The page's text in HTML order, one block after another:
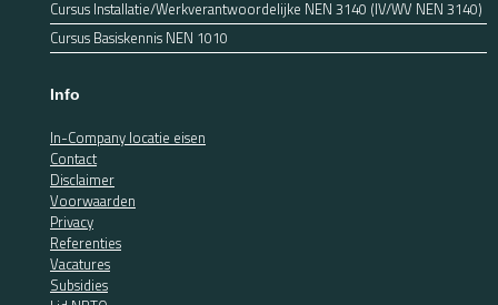
Cursus Installatie/Werkverantwoordelijke NEN 3140 (IV/WV NEN 3140)
Cursus Basiskennis NEN 1010
Info
In-Company locatie eisen
Contact
Disclaimer
Voorwaarden
Privacy
Referenties
Vacatures
Subsidies